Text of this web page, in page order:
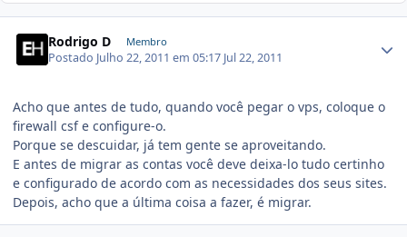
Rodrigo D Membro
Postado Julho 22, 2011 em 05:17 Jul 22, 2011
Acho que antes de tudo, quando você pegar o vps, coloque o
firewall csf e configure-o.
Porque se descuidar, já tem gente se aproveitando.
E antes de migrar as contas você deve deixa-lo tudo certinho
e configurado de acordo com as necessidades dos seus sites.
Depois, acho que a última coisa a fazer, é migrar.